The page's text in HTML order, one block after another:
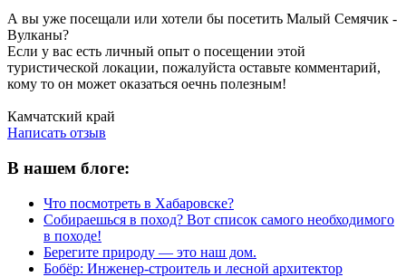
А вы уже посещали или хотели бы посетить Малый Семячик -
Вулканы?
Если у вас есть личный опыт о посещении этой
туристической локации, пожалуйста оставьте комментарий,
кому то он может оказаться оечнь полезным!
Камчатский край
Написать отзыв
В нашем блоге:
Что посмотреть в Хабаровске?
Собираешься в поход? Вот список самого необходимого
в походе!
Берегите природу — это наш дом.
Бобёр: Инженер-строитель и лесной архитектор